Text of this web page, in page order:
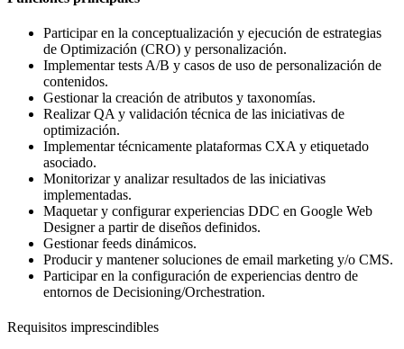
Participar en la conceptualización y ejecución de estrategias
de Optimización (CRO) y personalización.
Implementar tests A/B y casos de uso de personalización de
contenidos.
Gestionar la creación de atributos y taxonomías.
Realizar QA y validación técnica de las iniciativas de
optimización.
Implementar técnicamente plataformas CXA y etiquetado
asociado.
Monitorizar y analizar resultados de las iniciativas
implementadas.
Maquetar y configurar experiencias DDC en Google Web
Designer a partir de diseños definidos.
Gestionar feeds dinámicos.
Producir y mantener soluciones de email marketing y/o CMS.
Participar en la configuración de experiencias dentro de
entornos de Decisioning/Orchestration.
Requisitos imprescindibles